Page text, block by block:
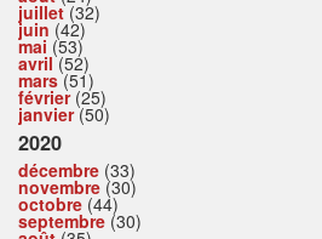
juillet(32)
juin (42)
mai (53)
avril(52)
mars(51)
février(25)
janvier(50)
2020
décembre (33)
novembre (30)
octobre (44)
septembre (30)